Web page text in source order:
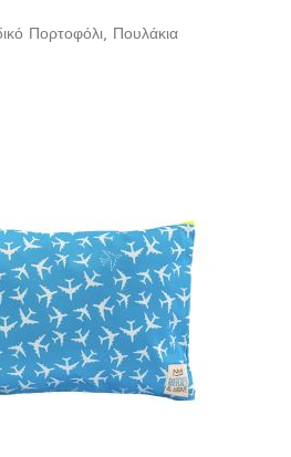
Πορτοφόλι, Πουλάκια